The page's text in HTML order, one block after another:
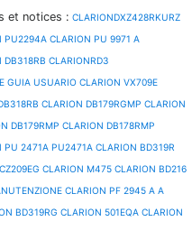
et notices : CLARIONDXZ428RKURZ
PU2294A CLARION PU 9971 A
DB318RB CLARIONRD3
GUIA USUARIO CLARION VX709E
CLARION DB179RGMP CLARION
DB179RMP CLARION DB178RMP
PU 2471A PU2471A CLARION BD319R
CLARION M475 CLARION BD216
CLARION PF 2945 A A
BD319RG CLARION 501EQA CLARION